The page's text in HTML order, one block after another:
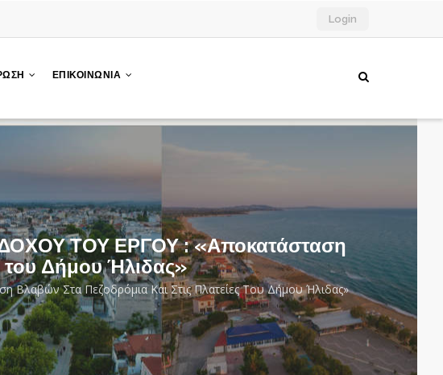
Login
ΕΠΙΚΟΙΝΩΝΙΑ
ΤΟΥ ΕΡΓΟΥ : «Αποκατάσταση
του Δήμου Ήλιδας»
Στα Πεζοδρόμια Και Στις Πλατείες Του Δήμου Ήλιδας»